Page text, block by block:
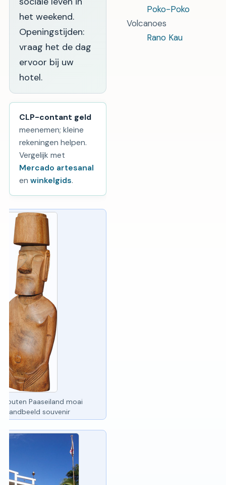
Poko-Poko
Volcanoes
Rano Kau
het weekend.
Openingstijden:
vraag het de dag
ervoor bij uw
hotel.
CLP-contant geld
meenemen; kleine
rekeningen helpen.
Vergelijk met
Mercado artesanal
enwinkelgids.
Houten Paaseiland moai
standbeeld souvenir